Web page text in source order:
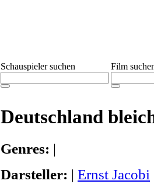
Schauspieler suchen Film
Deutschland
Genres: |
Darsteller: | Ernst Jacobi